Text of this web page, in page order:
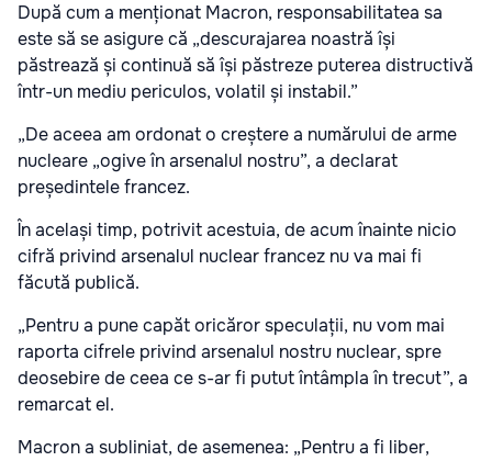
După cum a menționat Macron, responsabilitatea sa
este să se asigure că „descurajarea noastră își
păstrează și continuă să își păstreze puterea distructivă
într-un mediu periculos, volatil și instabil.”
„De aceea am ordonat o creștere a numărului de arme
nucleare „ogive în arsenalul nostru”, a declarat
președintele francez.
În același timp, potrivit acestuia, de acum înainte nicio
cifră privind arsenalul nuclear francez nu va mai fi
făcută publică.
„Pentru a pune capăt oricăror speculații, nu vom mai
raporta cifrele privind arsenalul nostru nuclear, spre
deosebire de ceea ce s-ar fi putut întâmpla în trecut”, a
remarcat el.
Macron a subliniat, de asemenea: „Pentru a fi liber,